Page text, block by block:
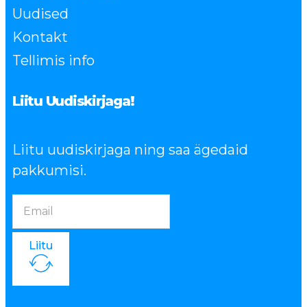
Uudised
Kontakt
Tellimis info
Liitu Uudiskirjaga!
Liitu uudiskirjaga ning saa ägedaid
pakkumisi.
Liitu